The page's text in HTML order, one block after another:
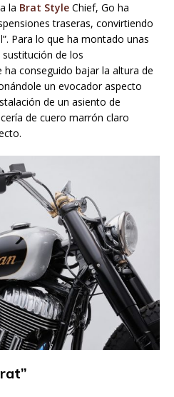
la Brat Style Chief, Go ha
traseras, convirtiendo
Para lo que ha montado unas
de los
conseguido bajar la altura de
un evocador aspecto
de un asiento de
de cuero marrón claro